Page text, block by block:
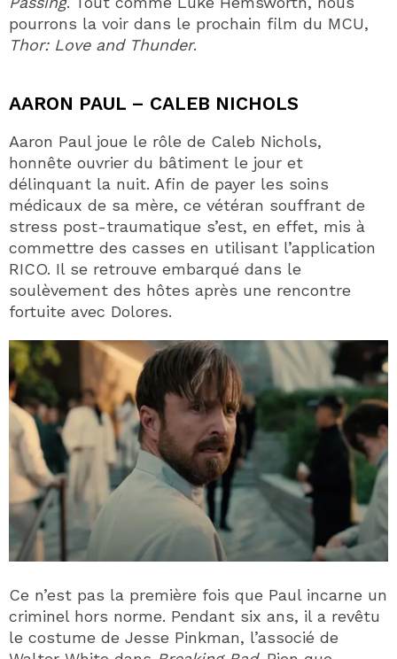
pourrons la voir dans le prochain film du MCU,
Thor: Love and Thunder.
AARON PAUL – CALEB NICHOLS
Aaron Paul joue le rôle de Caleb Nichols,
honnête ouvrier du bâtiment le jour et
délinquant la nuit. Afin de payer les soins
médicaux de sa mère, ce vétéran souffrant de
stress post-traumatique s’est, en effet, mis à
commettre des casses en utilisant l’application
RICO. Il se retrouve embarqué dans le
soulèvement des hôtes après une rencontre
fortuite avec Dolores.
Ce n’est pas la première fois que Paul incarne un
criminel hors norme. Pendant six ans, il a revêtu
le costume de Jesse Pinkman, l’associé de